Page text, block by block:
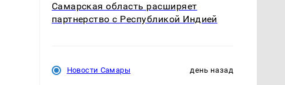
Самарская область расширяет
партнерство с Республикой Индией
Новости Самары день назад